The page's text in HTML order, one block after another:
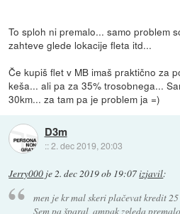
To sploh ni premalo... samo problem
zahteve glede lokacije fleta itd...
Če kupiš flet v MB imaš praktično za
keša... ali pa za 35% trosobnega...
30km... za tam pa je problem ja =)
D3m
::2. dec 2019, 20:03
Jerry000 je2. dec 2019 ob 19:07izjavil:
men je kr mal skeri plačevat kredit
Sem pa šparal, ampak zgleda